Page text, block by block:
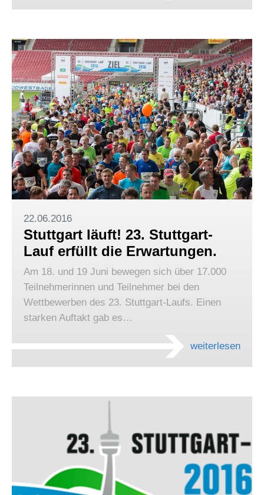
22.06.2016
Stuttgart läuft! 23. Stuttgart-
Lauf erfüllt die Erwartungen.
Am 18. und 19 Juni bewegen sich über 17.000
Teilnehmerinnen und Teilnehmer bei den
Wettbewerben des 23. Stuttgart-Laufs. Einen
starken Auftakt gab es…
weiterlesen